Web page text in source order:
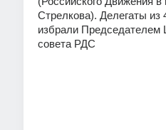
Стрелкова). Делегаты из
избрали Председателем
совета РДС